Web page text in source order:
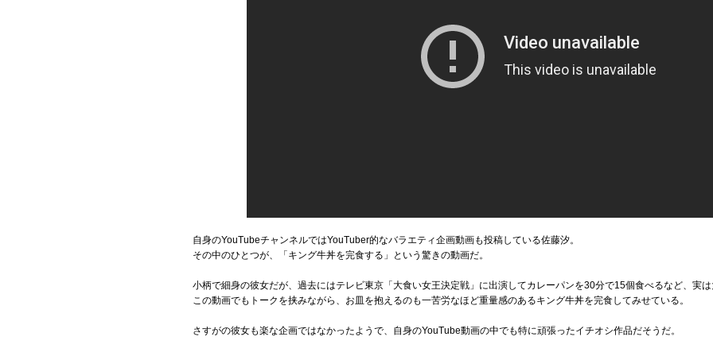
自身のYouTubeチャンネルではYouTuber的なバラエティ企画動画も投稿している佐藤汐。
その中のひとつが、「キング牛丼を完食する」という驚きの動画だ。
小柄で細身の彼女だが、過去にはテレビ東京「大食い女王決定戦」に出演してカレーパンを30分で15個食べるなど、実は
この動画でもトークを挟みながら、お皿を抱えるのも一苦労なほど重量感のあるキング牛丼を完食してみせている。
さすがの彼女も楽な企画ではなかったようで、自身のYouTube動画の中でも特に頑張ったイチオシ作品だそうだ。